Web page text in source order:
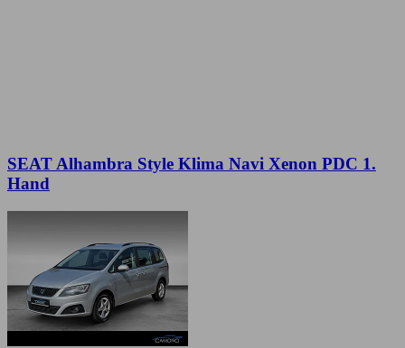
SEAT Alhambra Style Klima Navi Xenon PDC 1.
Hand